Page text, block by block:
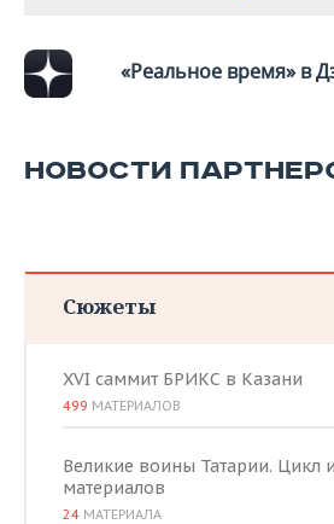
«Реальное время» в
НОВОСТИ
Сюжеты
XVI саммит БРИКС в Казани
499 МАТЕРИАЛОВ
Великие воины Татарии. Цикл
материалов
24 МАТЕРИАЛА